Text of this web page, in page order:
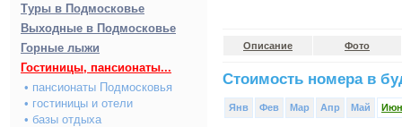
Туры в Подмосковье
Выходные в Подмосковье
Горные лыжи
Гостиницы, пансионаты...
• пансионаты Подмосковья
• гостиницы и отели
• базы отдыха
Описание Фото
Стоимость номера в
Янв Фев Мар Апр Май Июн